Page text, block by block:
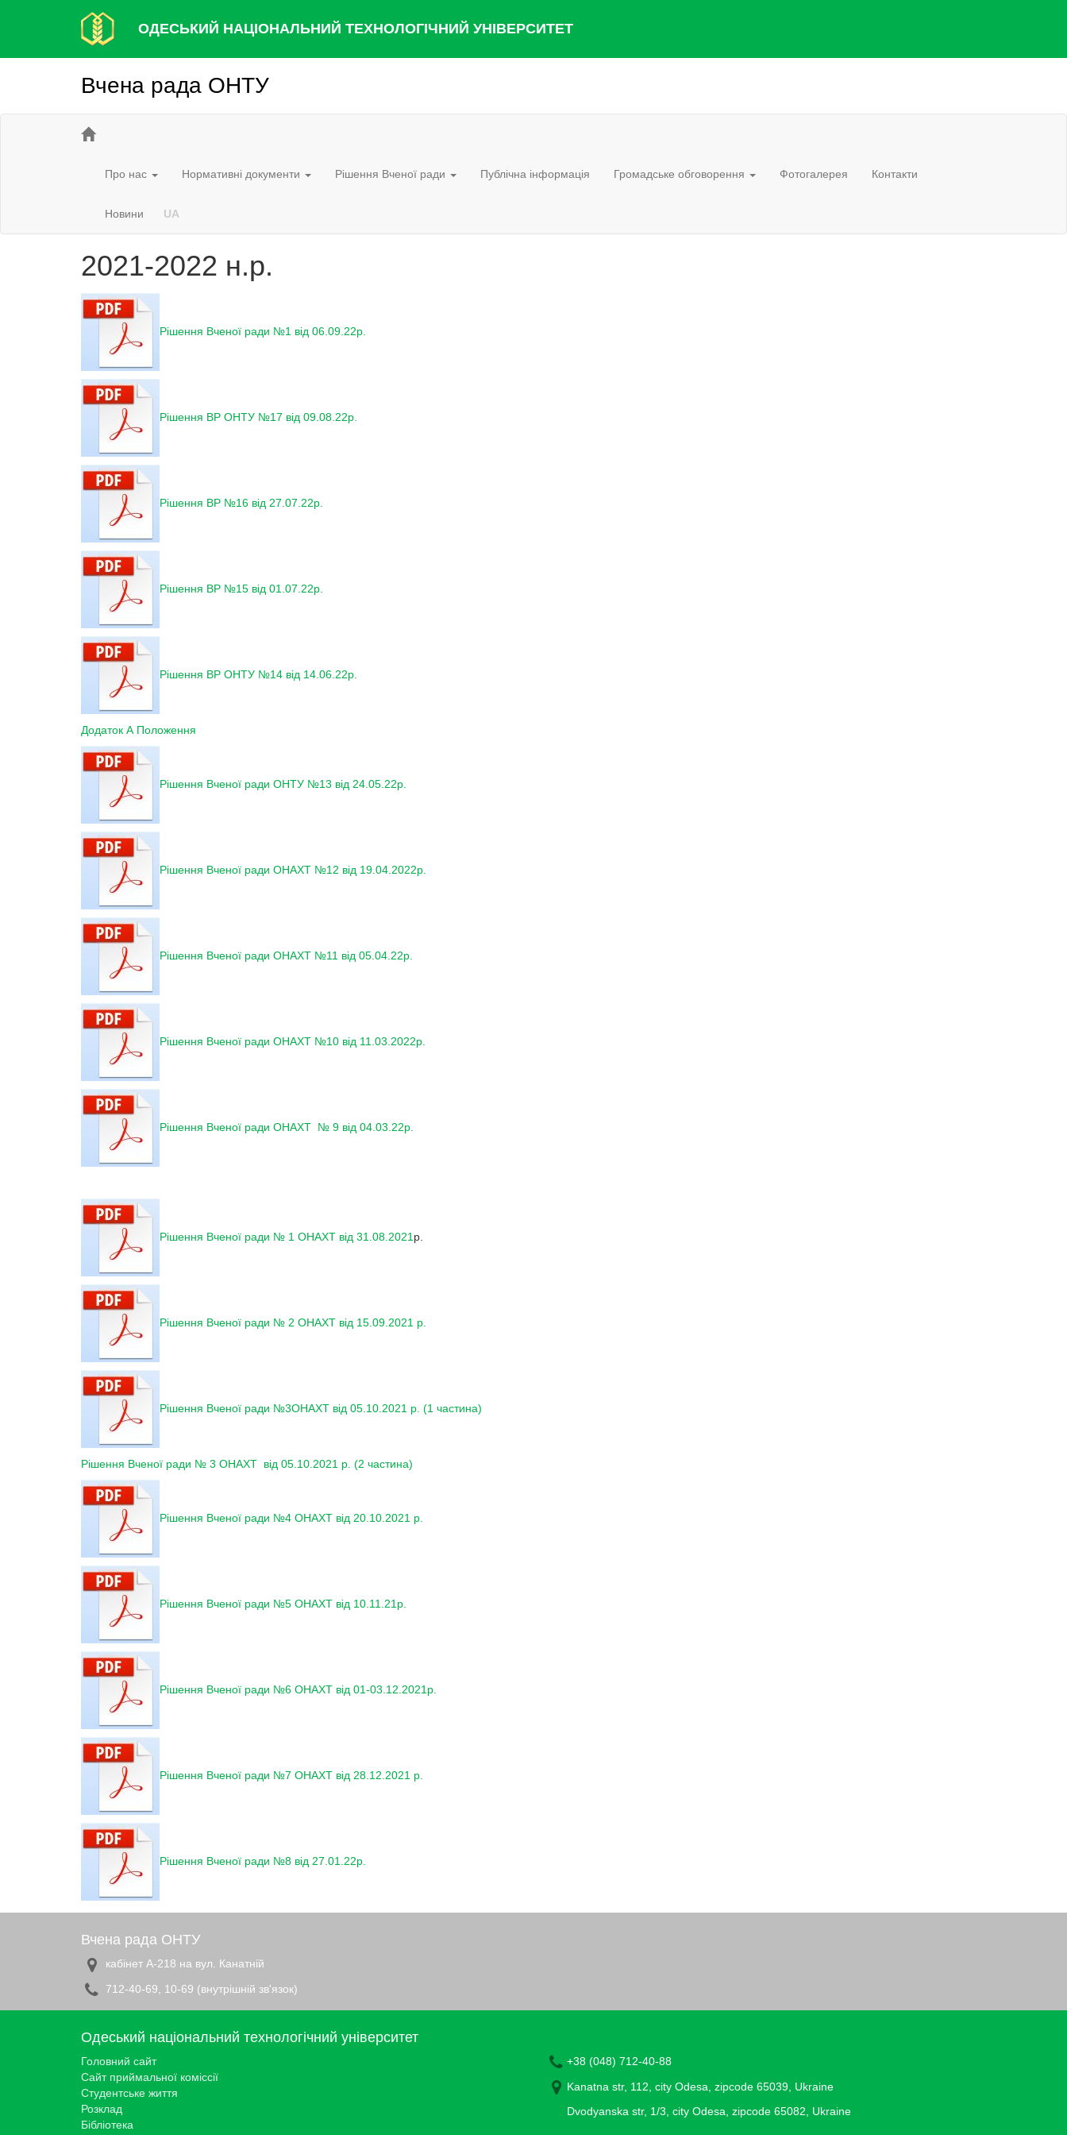
ОДЕСЬКИЙ НАЦІОНАЛЬНИЙ ТЕХНОЛОГІЧНИЙ УНІВЕРСИТЕТ
Вчена рада ОНТУ
Про нас Нормативні документи Рішення Вченої ради Публічна інформація Громадське обговорення Фотогалерея Контакти
Новини UA
2021-2022 н.р.
Рішення Вченої ради №1 від 06.09.22р.
Рішення ВР ОНТУ №17 від 09.08.22р.
Рішення ВР №16 від 27.07.22р.
Рішення ВР №15 від 01.07.22р.
Рішення ВР ОНТУ №14 від 14.06.22р.
Додаток А Положення
Рішення Вченої ради ОНТУ №13 від 24.05.22р.
Рішення Вченої ради ОНАХТ №12 від 19.04.2022р.
Рішення Вченої ради ОНАХТ №11 від 05.04.22р.
Рішення Вченої ради ОНАХТ №10 від 11.03.2022р.
Рішення Вченої ради ОНАХТ № 9 від 04.03.22р.
Рішення Вченої ради № 1 ОНАХТ від 31.08.2021 р.
Рішення Вченої ради № 2 ОНАХТ від 15.09.2021 р.
Рішення Вченої ради №3ОНАХТ від 05.10.2021 р. (1 частина)
Рішення Вченої ради № 3 ОНАХТ від 05.10.2021 р. (2 частина)
Рішення Вченої ради №4 ОНАХТ від 20.10.2021 р.
Рішення Вченої ради №5 ОНАХТ від 10.11.21р.
Рішення Вченої ради №6 ОНАХТ від 01-03.12.2021р.
Рішення Вченої ради №7 ОНАХТ від 28.12.2021 р.
Рішення Вченої ради №8 від 27.01.22р.
Вчена рада ОНТУ
кабінет А-218 на вул. Канатній
712-40-69, 10-69 (внутрішній зв'язок)
Одеський національний технологічний університет
Головний сайт
Сайт приймальної коміссії
Студентське життя
Розклад
Бібліотека
+38 (048) 712-40-88
Kanatna str, 112, city Odesa, zipcode 65039, Ukraine
Dvodyanska str, 1/3, city Odesa, zipcode 65082, Ukraine